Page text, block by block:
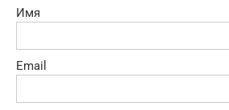
Имя
Email